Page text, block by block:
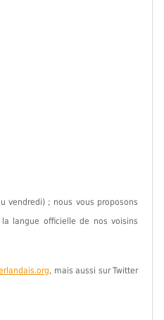
vendredi) ; nous vous proposons
langue officielle de nos voisins
, mais aussi sur Twitter